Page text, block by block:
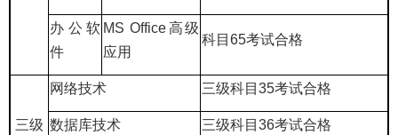
办公软
件
MS Office高级
应用
科目 65考试合格
三级
网络技术 三级科目 35考试合格
数据库技术 三级科目 36考试合格